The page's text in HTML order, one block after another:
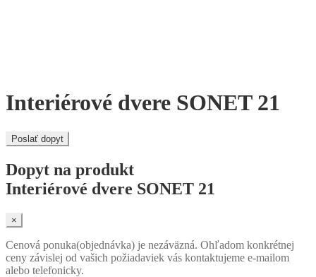
Interiérové dvere SONET 21
Poslať dopyt
Dopyt na produkt
Interiérové dvere SONET 21
×
Cenová ponuka(objednávka) je nezáväzná. Ohľadom konkrétnej
ceny závislej od vašich požiadaviek vás kontaktujeme e-mailom
alebo telefonicky.